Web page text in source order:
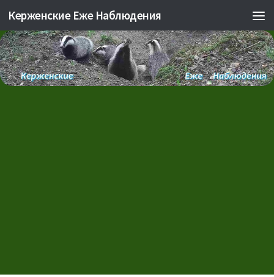
Skip to content
Керженские Еже Наблюдения